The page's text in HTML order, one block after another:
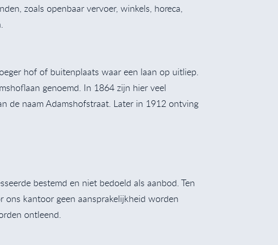
zoals openbaar vervoer, winkels, horeca,
hof of buitenplaats waar een laan op uitliep.
genoemd. In 1864 zijn hier veel
de naam Adamshofstraat. Later in 1912 ontving
bestemd en niet bedoeld als aanbod. Ten
kantoor geen aansprakelijkheid worden
ontleend.